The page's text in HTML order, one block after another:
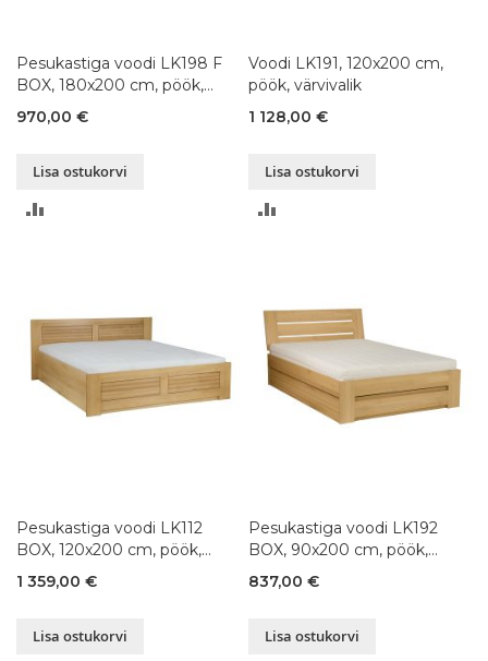
Pesukastiga voodi LK198 F
BOX, 180x200 cm, pöök,
värvivalik
970,00 €
Lisa ostukorvi
Voodi LK191, 120x200 cm,
pöök, värvivalik
1 128,00 €
Lisa ostukorvi
Pesukastiga voodi LK112
BOX, 120x200 cm, pöök,
värvivalik
1 359,00 €
Lisa ostukorvi
Pesukastiga voodi LK192
BOX, 90x200 cm, pöök,
värvivalik
837,00 €
Lisa ostukorvi